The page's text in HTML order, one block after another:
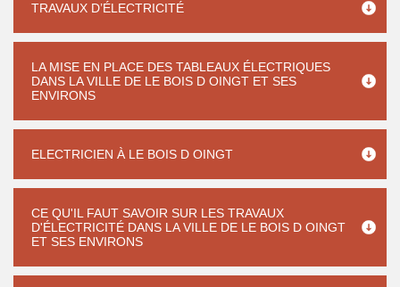
TRAVAUX D’ÉLECTRICITÉ
LA MISE EN PLACE DES TABLEAUX ÉLECTRIQUES
DANS LA VILLE DE LE BOIS D OINGT ET SES
ENVIRONS
ELECTRICIEN À LE BOIS D OINGT
CE QU'IL FAUT SAVOIR SUR LES TRAVAUX
D'ÉLECTRICITÉ DANS LA VILLE DE LE BOIS D OINGT
ET SES ENVIRONS